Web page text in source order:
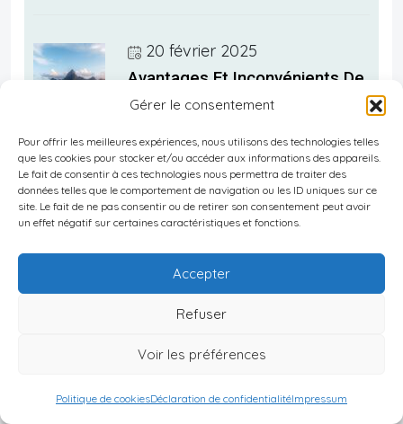
Gérer le consentement
Pour offrir les meilleures expériences, nous utilisons des technologies telles
que les cookies pour stocker et/ou accéder aux informations des appareils.
Le fait de consentir à ces technologies nous permettra de traiter des
données telles que le comportement de navigation ou les ID uniques sur ce
site. Le fait de ne pas consentir ou de retirer son consentement peut avoir
un effet négatif sur certaines caractéristiques et fonctions.
Accepter
Refuser
Voir les préférences
Politique de cookiesDéclaration de confidentialitéImpressum
20 février 2025
Avantages Et Inconvénients De
L’expatriation Aux Seychelles
20 février 2025
Fiscalité Seychelles : Impôt Sur
Expatriés
20 février 2025
Proches Depuis Les Seychelles